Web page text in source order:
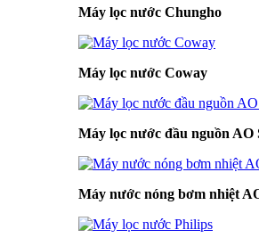
Máy lọc nước Chungho
Máy lọc nước Coway
Máy lọc nước đầu nguồn AO
Máy nước nóng bơm nhiệt